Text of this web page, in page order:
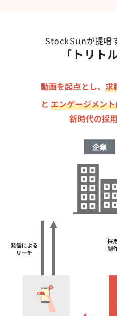
StockSunが提唱
「トリト
動画を起点とし、 求
と エンゲージメン
新時代の採